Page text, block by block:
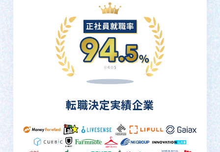
転職決定実績企業